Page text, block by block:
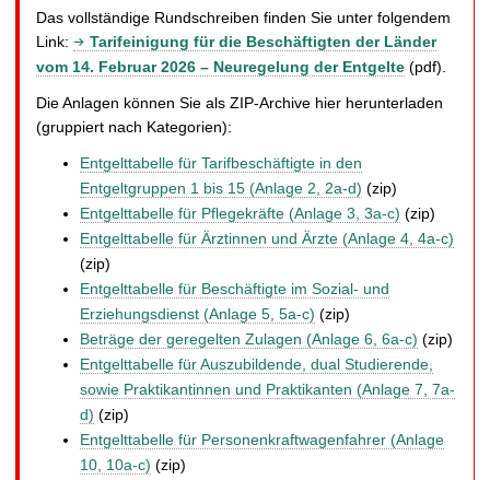
Das vollständige Rundschreiben finden Sie unter folgendem
Link:
Tarifeinigung für die Beschäftigten der Länder
vom 14. Februar 2026 – Neuregelung der Entgelte (pdf).
Die Anlagen können Sie als ZIP-Archive hier herunterladen
(gruppiert nach Kategorien):
Entgelttabelle für Tarifbeschäftigte in den
Entgeltgruppen 1 bis 15 (Anlage 2, 2a-d) (zip)
Entgelttabelle für Pflegekräfte (Anlage 3, 3a-c) (zip)
Entgelttabelle für Ärztinnen und Ärzte (Anlage 4, 4a-c)
(zip)
Entgelttabelle für Beschäftigte im Sozial- und
Erziehungsdienst (Anlage 5, 5a-c) (zip)
Beträge der geregelten Zulagen (Anlage 6, 6a-c) (zip)
Entgelttabelle für Auszubildende, dual Studierende,
sowie Praktikantinnen und Praktikanten (Anlage 7, 7a-
d) (zip)
Entgelttabelle für Personenkraftwagenfahrer (Anlage
10, 10a-c) (zip)